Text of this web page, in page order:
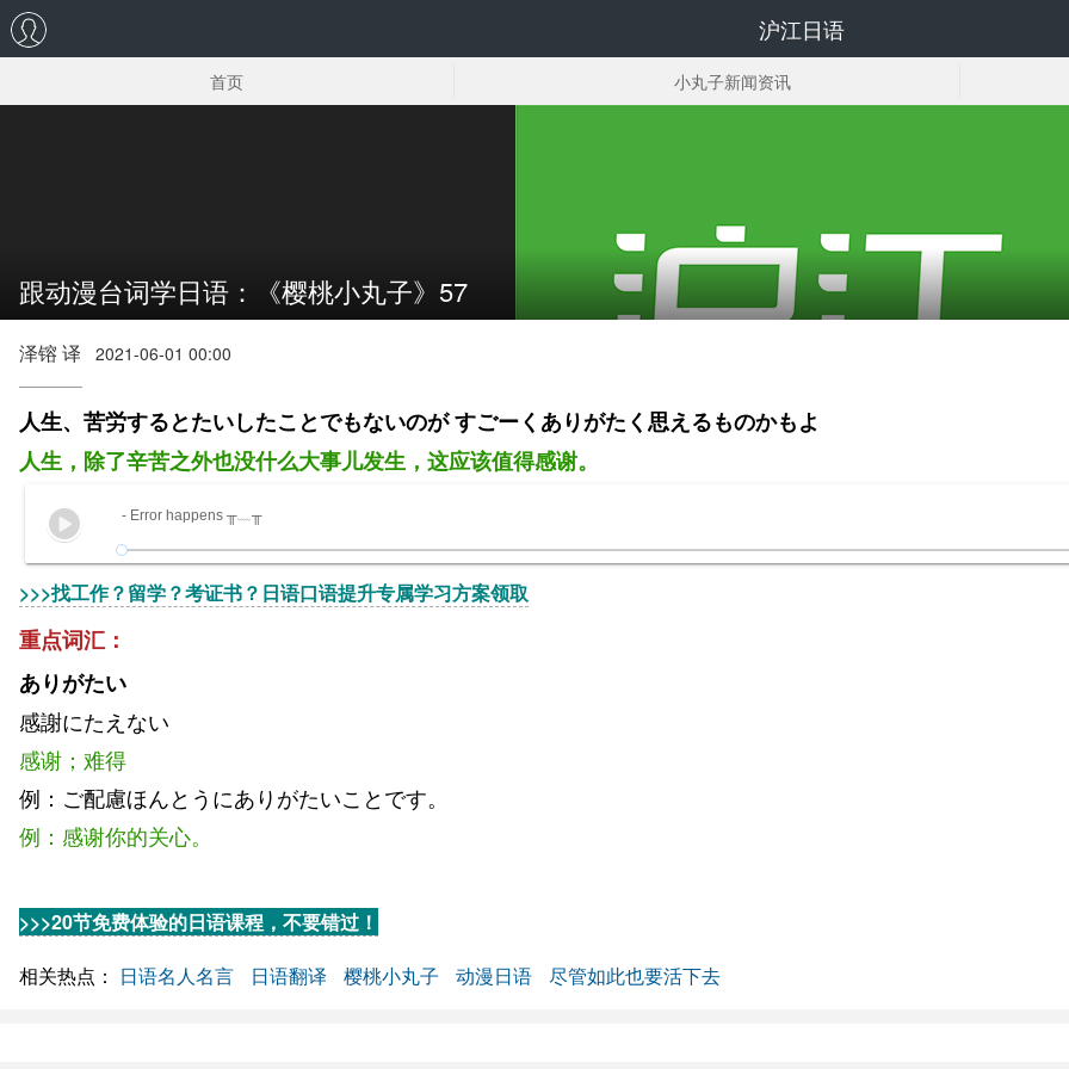
沪江日语
首页 小丸子新闻资讯
跟动漫台词学日语：《樱桃小丸子》57
泽镕 译 2021-06-01 00:00
人生、苦労するとたいしたことでもないのが すごーくありがたく思えるものかもよ
人生，除了辛苦之外也没什么大事儿发生，这应该值得感谢。
- Error happens ╥﹏╥
>>>找工作？留学？考证书？日语口语提升专属学习方案领取
重点词汇：
ありがたい
感謝にたえない
感谢；难得
例：ご配慮ほんとうにありがたいことです。
例：感谢你的关心。
>>>20节免费体验的日语课程，不要错过！
相关热点： 日语名人名言 日语翻译 樱桃小丸子 动漫日语 尽管如此也要活下去